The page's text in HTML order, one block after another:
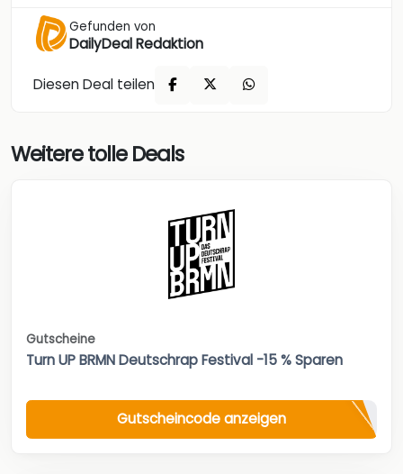
Gefunden von
DailyDeal Redaktion
Diesen Deal teilen
Weitere tolle Deals
Gutscheine
Turn UP BRMN Deutschrap Festival -15 % Sparen
Gutscheincode anzeigen